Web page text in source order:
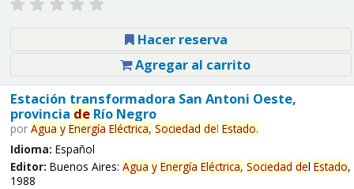
Hacer reserva
Agregar al carrito
Estación transformadora San Antoni Oeste,
provincia deRío Negro
por Agua y Energía Eléctrica, Sociedad del Estado.
Idioma: Español
Editor: Buenos Aires: Agua y Energía Eléctrica, Sociedad del Estado,
1988